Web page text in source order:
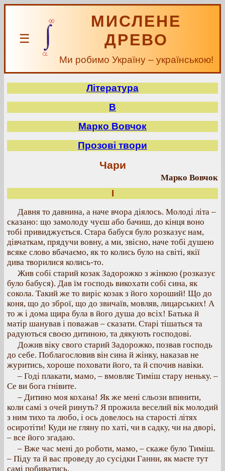
☰
МИСЛЕНЕ
ДРЕВО
Ми робимо Україну – українською!
Література
В
Марко Вовчок
Прозові твори
Чари
Марко Вовчок
I
Давня то давнина, а наче вчора діялось. Молоді літа –
сказано: що замолоду чуєш або бачиш, до кінця воно
тобі привиджується. Стара бабуся було розказує нам,
дівчаткам, прядучи вовну, а ми, звісно, наче тобі душею
всяке слово вбачаємо, як то колись було на світі, якії
дива творилися колись-то.
Жив собі старий козак Задорожко з жінкою (розказує
було бабуся). Дав їм господь викохати собі сина, як
сокола. Такий же то виріс козак з його хороший! Що до
коня, що до зброї, що до звичаїв, мовляв, лицарських! А
то ж і дома щира була в його душа до всіх! Батька й
матір шанував і поважав – сказати. Старі тішаться та
радуються своєю дитиною, та дякують господові.
Дожив віку свого старий Задорожко, позвав господь
до себе. Поблагословив він сина й жінку, наказав не
журитись, хороше поховати його, та й спочив навіки.
– Годі плакати, мамо, – вмовляє Тиміш стару неньку. –
Се ви бога гнівите.
– Дитино моя кохана! Як же мені сльози впинити,
коли самі з очей ринуть? Я прожила веселий вік молодий
з ним тихо та любо, і ось довелось на старості літях
осиротіти! Куди не гляну по хаті, чи в садку, чи на дворі,
– все його згадаю.
– Вже час мені до роботи, мамо, – скаже було Тиміш.
– Піду та й вас проведу до сусідки Ганни, як маєте тут
самі побиватись.